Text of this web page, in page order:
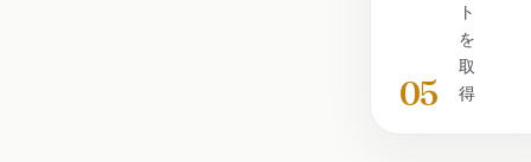
05
ト
を
取
得